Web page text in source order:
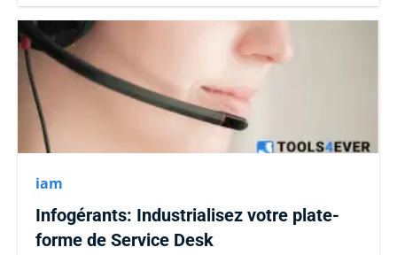
iam
Infogérants: Industrialisez votre plate-
forme de Service Desk